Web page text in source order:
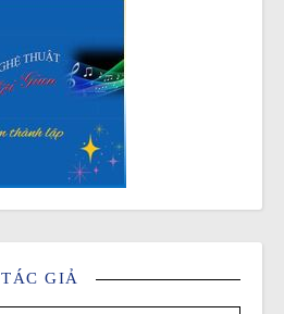
TÁC GIẢ